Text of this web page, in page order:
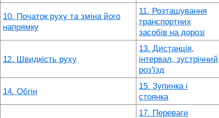
10. Початок руху та зміна його
напрямку
11. Розташування
транспортних
засобів на дорозі
12. Швидкість руху
13. Дистанція,
інтервал, зустрічний
роз'їзд
14. Обгін
15. Зупинка і
стоянка
17. Переваги